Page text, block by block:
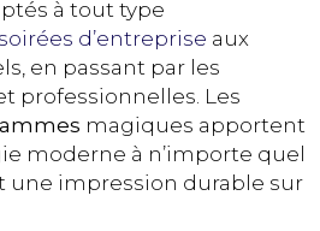
à tout type
soirées d’entreprise aux
en passant par les
professionnelles. Les
magiques apportent
moderne à n’importe quel
une impression durable sur